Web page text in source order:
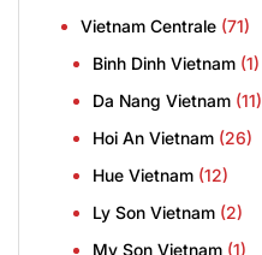
Vietnam Centrale (71)
Binh Dinh Vietnam (1)
Da Nang Vietnam (11)
Hoi An Vietnam (26)
Hue Vietnam (12)
Ly Son Vietnam (2)
My Son Vietnam (1)